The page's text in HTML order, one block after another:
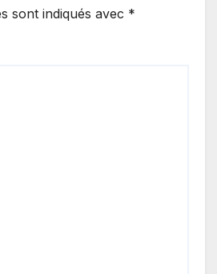
sont indiqués avec *